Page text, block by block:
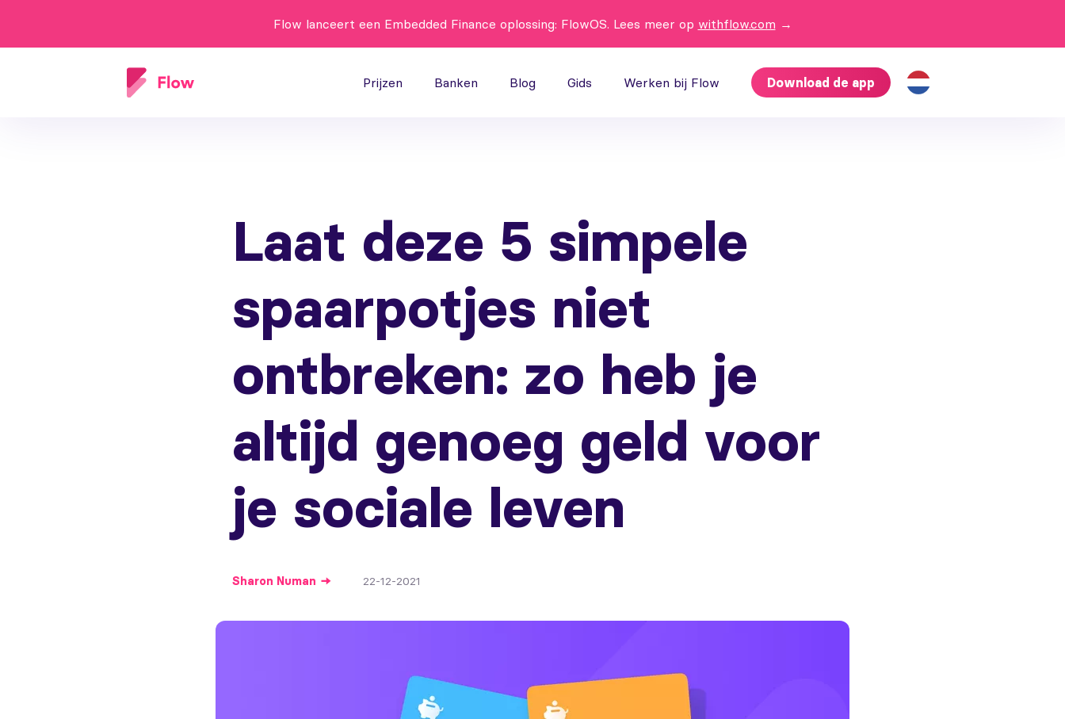
Flow lanceert een Embedded Finance oplossing: FlowOS. Lees meer op withflow.com →
Prijzen Banken Blog Gids Werken bij Flow Download de app
Laat deze 5 simpele
spaarpotjes niet
ontbreken: zo heb je
altijd genoeg geld voor
je sociale leven
Sharon Numan 22-12-2021